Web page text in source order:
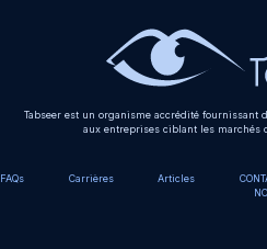
Tabseer est un organisme accrédité fournissant
aux entreprises ciblant les marchés
FAQs Carrières Articles